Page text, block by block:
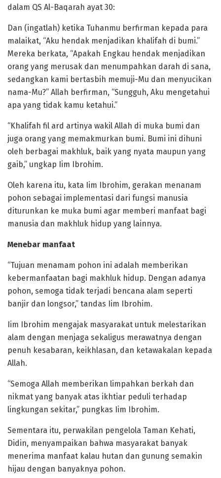
dalam QS Al-Baqarah ayat 30:
Dan (ingatlah) ketika Tuhanmu berfirman kepada para
malaikat, “Aku hendak menjadikan khalifah di bumi.”
Mereka berkata, “Apakah Engkau hendak menjadikan
orang yang merusak dan menumpahkan darah di sana,
sedangkan kami bertasbih memuji-Mu dan menyucikan
nama-Mu?” Allah berfirman, “Sungguh, Aku mengetahui
apa yang tidak kamu ketahui.”
“Khalifah fil ard artinya wakil Allah di muka bumi dan
juga orang yang memakmurkan bumi. Bumi ini dihuni
oleh berbagai makhluk, baik yang nyata maupun yang
gaib,” ungkap Iim Ibrohim.
Oleh karena itu, kata Iim Ibrohim, gerakan menanam
pohon sebagai implementasi dari fungsi manusia
diturunkan ke muka bumi agar memberi manfaat bagi
manusia dan makhluk hidup yang lainnya.
Menebar manfaat
“Tujuan menamam pohon ini adalah memberikan
kebermanfaatan bagi makhluk hidup. Dengan adanya
pohon, semoga tidak terjadi bencana alam seperti
banjir dan longsor,” tandas Iim Ibrohim.
Iim Ibrohim mengajak masyarakat untuk melestarikan
alam dengan menjaga sekaligus merawatnya dengan
penuh kesabaran, keikhlasan, dan ketawakalan kepada
Allah.
“Semoga Allah memberikan limpahkan berkah dan
nikmat yang banyak atas ikhtiar peduli terhadap
lingkungan sekitar,” pungkas Iim Ibrohim.
Sementara itu, perwakilan pengelola Taman Kehati,
Didin, menyampaikan bahwa masyarakat banyak
menerima manfaat kalau hutan dan gunung semakin
hijau dengan banyaknya pohon.